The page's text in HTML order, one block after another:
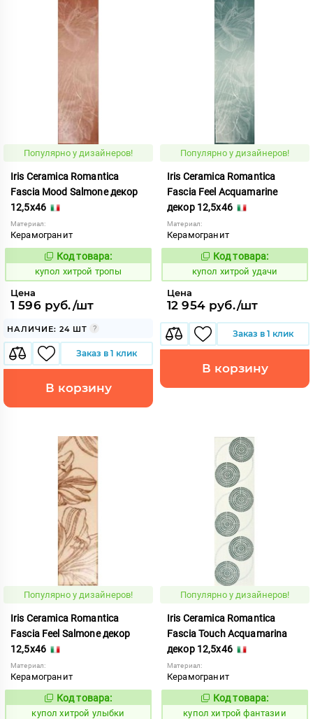
Популярно у дизайнеров!
Iris Ceramica Romantica
Fascia Mood Salmone декор
12,5x46
Материал:
Керамогранит
857858
Код товара:
купол хитрой тропы
Цена
1 596 руб./шт
НАЛИЧИЕ: 24 ШТ
Заказ в 1 клик
В корзину
Популярно у дизайнеров!
Iris Ceramica Romantica
Fascia Feel Acquamarine
декор 12,5x46
Материал:
Керамогранит
857860
Код товара:
купол хитрой удачи
Цена
12 954 руб./шт
Заказ в 1 клик
В корзину
Популярно у дизайнеров!
Iris Ceramica Romantica
Fascia Feel Salmone декор
12,5x46
Материал:
Керамогранит
857861
Код товара:
купол хитрой улыбки
Популярно у дизайнеров!
Iris Ceramica Romantica
Fascia Touch Acquamarina
декор 12,5x46
Материал:
Керамогранит
857862
Код товара:
купол хитрой фантазии